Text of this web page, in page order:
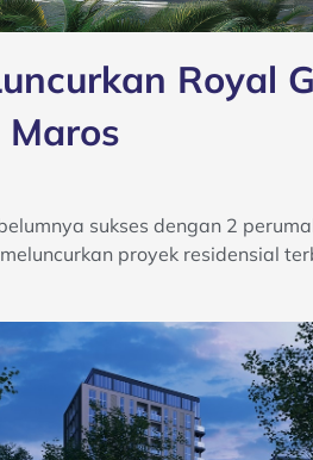
Royal
sukses dengan 2
proyek residensial